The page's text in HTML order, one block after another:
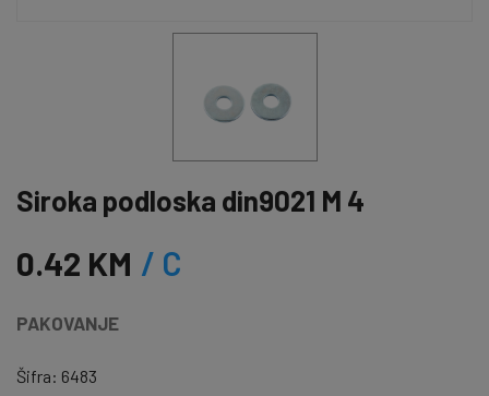
Siroka podloska din9021 M 4
0.42 KM / C
PAKOVANJE
Šifra: 6483